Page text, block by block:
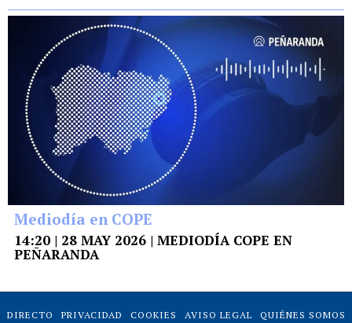
Mediodía en COPE
14:20 | 28 MAY 2026 | MEDIODÍA COPE EN
PEÑARANDA
DIRECTO PRIVACIDAD COOKIES AVISO LEGAL QUIÉNES SOMOS